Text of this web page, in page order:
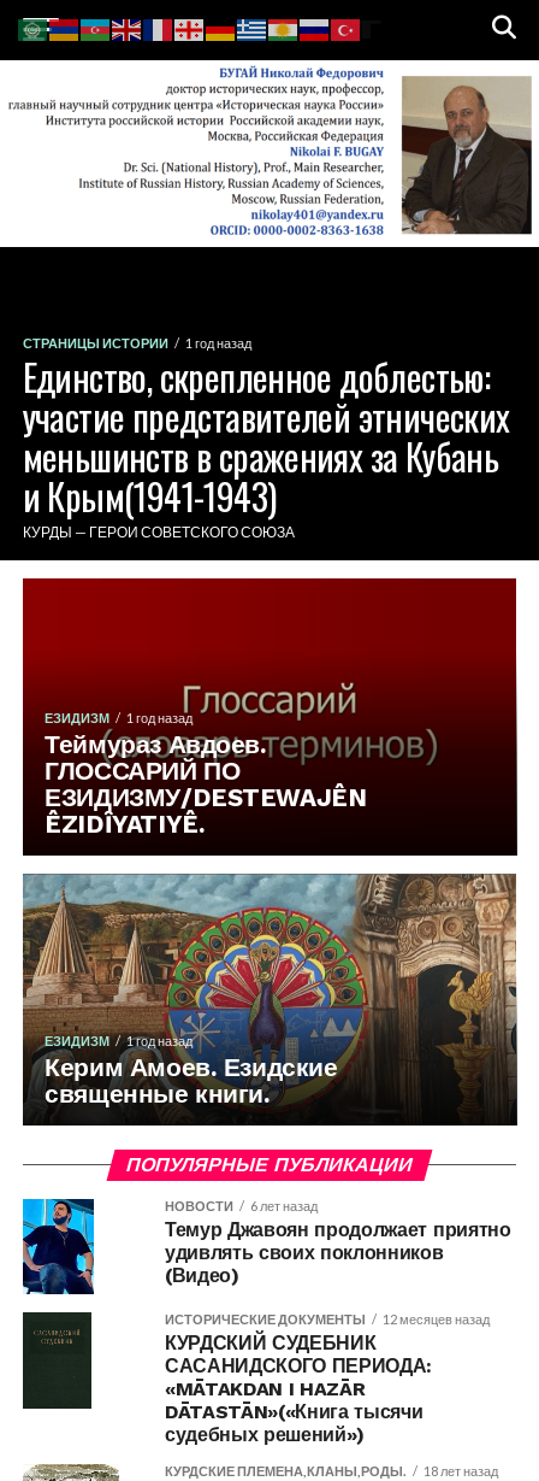
СТРАНИЦЫ ИСТОРИИ 1 год назад
Единство, скрепленное доблестью:
участие представителей этнических
меньшинств в сражениях за Кубань
и Крым(1941-1943)
КУРДЫ — ГЕРОИ СОВЕТСКОГО СОЮЗА
ЕЗИДИЗМ 1 год назад
Теймураз Авдоев.
ГЛОССАРИЙ ПО
ЕЗИДИЗМУ/DESTEWAJÊN
ÊZIDȊYATIYÊ.
ЕЗИДИЗМ 1 год назад
Керим Амоев. Езидские
священные книги.
ПОПУЛЯРНЫЕ ПУБЛИКАЦИИ
НОВОСТИ 6 лет назад
Темур Джавоян продолжает приятно
удивлять своих поклонников
(Видео)
ИСТОРИЧЕСКИЕ ДОКУМЕНТЫ 12 месяцев назад
КУРДСКИЙ СУДЕБНИК
САСАНИДСКОГО ПЕРИОДА:
«MĀTAKDAN I HAZĀR
DĀTASTĀN»(«Книга тысячи
судебных решений»)
КУРДСКИЕ ПЛЕМЕНА,КЛАНЫ,РОДЫ. 18 лет назад